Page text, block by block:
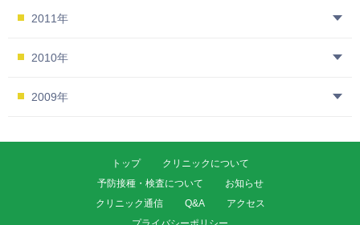
2011年
2010年
2009年
トップ
クリニックについて
予防接種・検査について
お知らせ
クリニック通信
Q&A
アクセス